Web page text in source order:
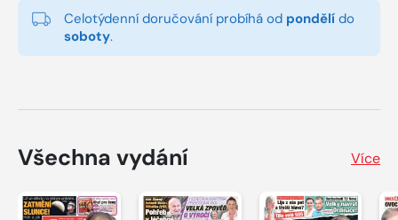
Celotýdenní doručování probíhá od pondělí do
soboty.
Všechna vydání Více